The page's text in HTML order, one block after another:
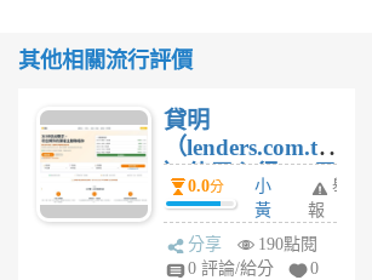
其他相關流行評價
貸明
（lenders.com.tw
）使用心得 — 民
間貸款比較平台
體驗
0.0分
小
黃
蜂
1
舉
報
分享
190點閱
0 評論/給分
0